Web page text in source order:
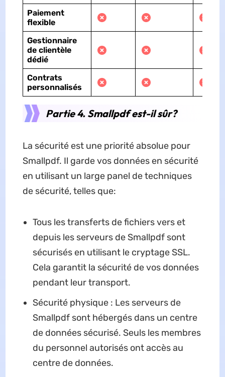
Paiement
flexible
Gestionnaire
de clientèle
dédié
Contrats
personnalisés
Partie 4. Smallpdf est-il sûr?
La sécurité est une priorité absolue pour
Smallpdf. Il garde vos données en sécurité
en utilisant un large panel de techniques
de sécurité, telles que:
Tous les transferts de fichiers vers et
depuis les serveurs de Smallpdf sont
sécurisés en utilisant le cryptage SSL.
Cela garantit la sécurité de vos données
pendant leur transport.
Sécurité physique : Les serveurs de
Smallpdf sont hébergés dans un centre
de données sécurisé. Seuls les membres
du personnel autorisés ont accès au
centre de données.